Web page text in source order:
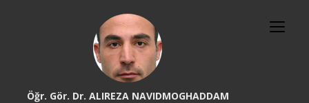
Öğr. Gör. Dr. ALIREZA NAVIDMOGHADDAM